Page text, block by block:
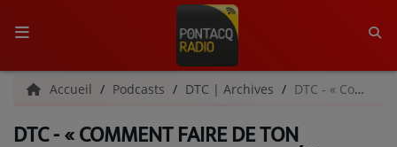
ACCUEIL
RADIO
Accueil Podcasts DTC | Archives DTC - « Comment faire de ton perfectionnisme une qualité ? » - Dimanche 19 octobre 2025
DTC - « COMMENT FAIRE DE TON